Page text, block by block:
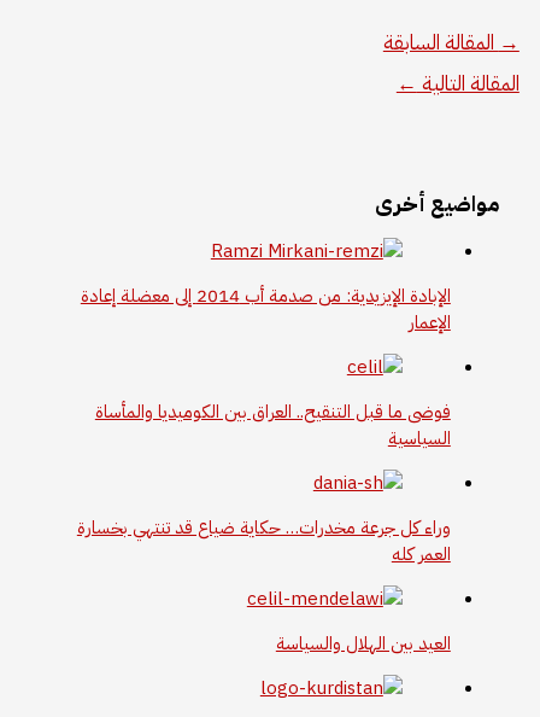
→ المقالة السابقة
المقالة التالية ←
مواضيع أخرى
الإبادة الإيزيدية: من صدمة أب 2014 إلى معضلة إعادة
الإعمار
فوضى ما قبل التنقيح.. العراق بين الكوميديا والمأساة
السياسية
وراء كل جرعة مخدرات… حكاية ضياع قد تنتهي بخسارة
العمر كله
العيد بين الهلال والسياسة